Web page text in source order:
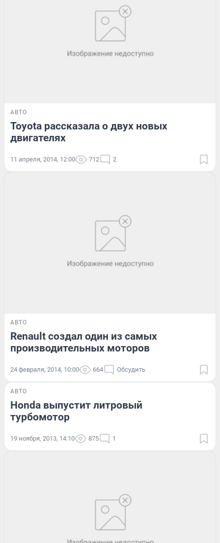
АВТО
Toyota рассказала о двух новых
двигателях
11 апреля, 2014, 12:00 712 2
АВТО
Renault создал один из самых
производительных моторов
24 февраля, 2014, 10:00 664 Обсудить
АВТО
Honda выпустит литровый
турбомотор
19 ноября, 2013, 14:10 875 1